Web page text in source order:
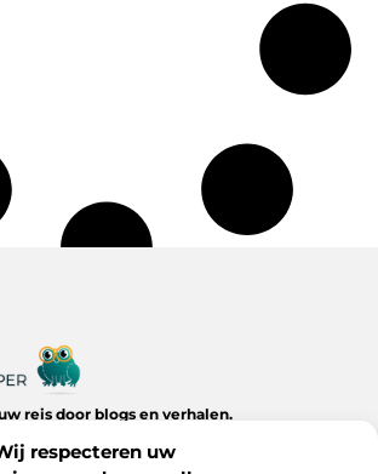
respecteren uw
reis door blogs en verhalen.
leven op Bloghopper.nl.